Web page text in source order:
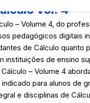
vol. 4
– Volume 4, do
pedagógicos digitais
de Cálculo quanto
instituições de ensino
– Volume 4
para alunos de
e disciplinas de